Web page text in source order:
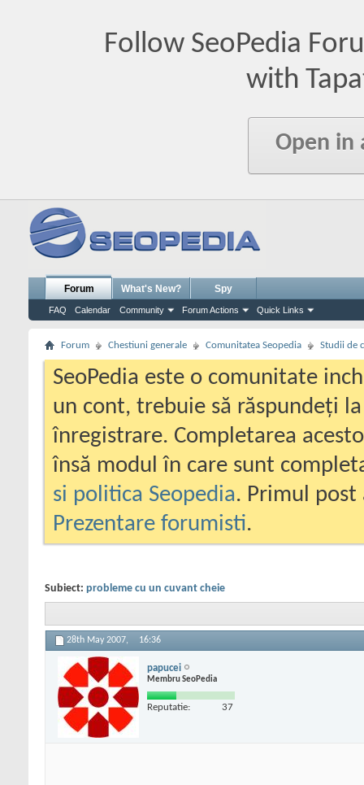
Follow SeoPedia
with
Open in
Forum
FAQ Calendar Community Forum Actions Quick Links
What's New? Spy
Forum Chestiuni generale Comunitatea Seopedia Studii de
SeoPedia este o comunitate
un cont, trebuie să răspundeți
înregistrare. Completarea
însă modul în care sunt
si politica Seopedia. Primul
Prezentare forumisti.
Subiect: probleme cu un cuvant cheie
28th May 2007, 16:36
papucei
Membru SeoPedia
Reputatie: 37